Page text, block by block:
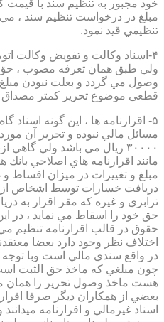
خود مجبور به تنظيم سند با قيمت
مبلغ در درخواست تنظيم سند ، مي
تنظيمي قيد نمود.
۴-اسناد وكالت و تفويض وكالت
ولي طبق همان تعرفه مصوب ، حق
وصول مي گردد و بعلت نبودن
قطعی موضوع تحریر کمتر مصداق
۵- اقرارنامه ها ، اين گونه
مسائل مالي نبوده و تحرير آن
۳۰۰۰۰ ريال مي باشد ولي
مانند اقرارنامه هاي اصلاحي
مبلغ و تغييرات در ميزان اقساط و
دريافت خسارات توسط اشخاص از
ترابري و غيره كه مقر اقرار به
حق خود را اسقاط مي نمايد ، در
حقوق در قالب اقرارنامه تنظيم
اختلاف نظر وجود دارد بعضا
در واقع سندي مالي است وبا توجه
چون مبلغي كه ماخذ حق الثبت
هست ماخذ وصول تحرير را همان
بعضي از همكاران ديگر صرفا
اسناد غيرمالي و اقرارنامه